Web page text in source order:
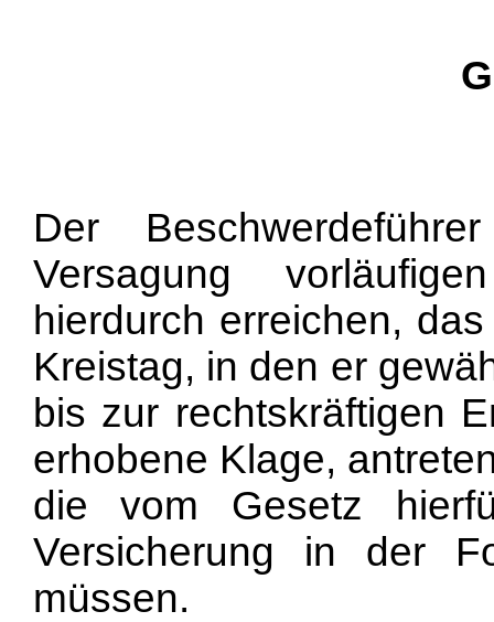
Der
Versagung
hierdurch erreichen,
Kreistag, in den er
bis zur rechtskräftigen
erhobene Klage,
die vom Gesetz
Versicherung in der
müssen.